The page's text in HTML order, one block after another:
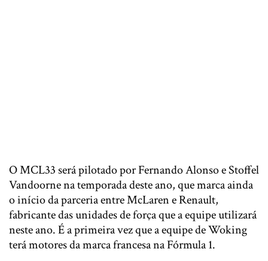
O MCL33 será pilotado por Fernando Alonso e Stoffel
Vandoorne na temporada deste ano, que marca ainda
o início da parceria entre McLaren e Renault,
fabricante das unidades de força que a equipe utilizará
neste ano. É a primeira vez que a equipe de Woking
terá motores da marca francesa na Fórmula 1.